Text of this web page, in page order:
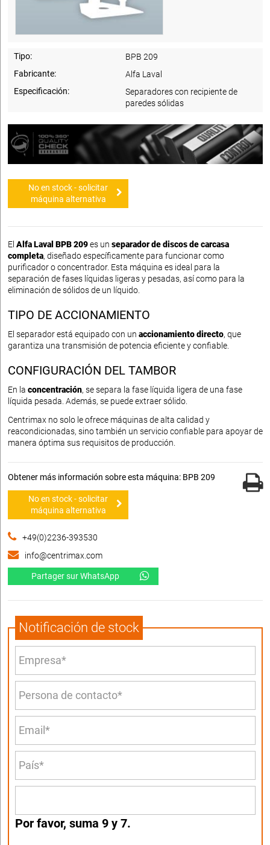
Tipo:
BPB 209
Fabricante:
Alfa Laval
Especificación:
Separadores con recipiente de
paredes sólidas
No en stock - solicitar
máquina alternativa
El Alfa Laval BPB 209es un separador de discos de carcasa
completa, diseñado específicamente para funcionar como
purificador o concentrador. Esta máquina es ideal para la
separación de fases líquidas ligeras y pesadas, así como para la
eliminación de sólidos de un líquido.
TIPO DE ACCIONAMIENTO
El separador está equipado con un accionamiento directo, que
garantiza una transmisión de potencia eficiente y confiable.
CONFIGURACIÓN DEL TAMBOR
En la concentración, se separa la fase líquida ligera de una fase
líquida pesada. Además, se puede extraer sólido.
Centrimax no solo le ofrece máquinas de alta calidad y
reacondicionadas, sino también un servicio confiable para apoyar de
manera óptima sus requisitos de producción.
Obtener más información sobre esta máquina: BPB 209
No en stock - solicitar
máquina alternativa
+49(0)2236-393530
info@centrimax.com
Partager sur WhatsApp
Notificación de stock
Por favor, suma 9 y 7.